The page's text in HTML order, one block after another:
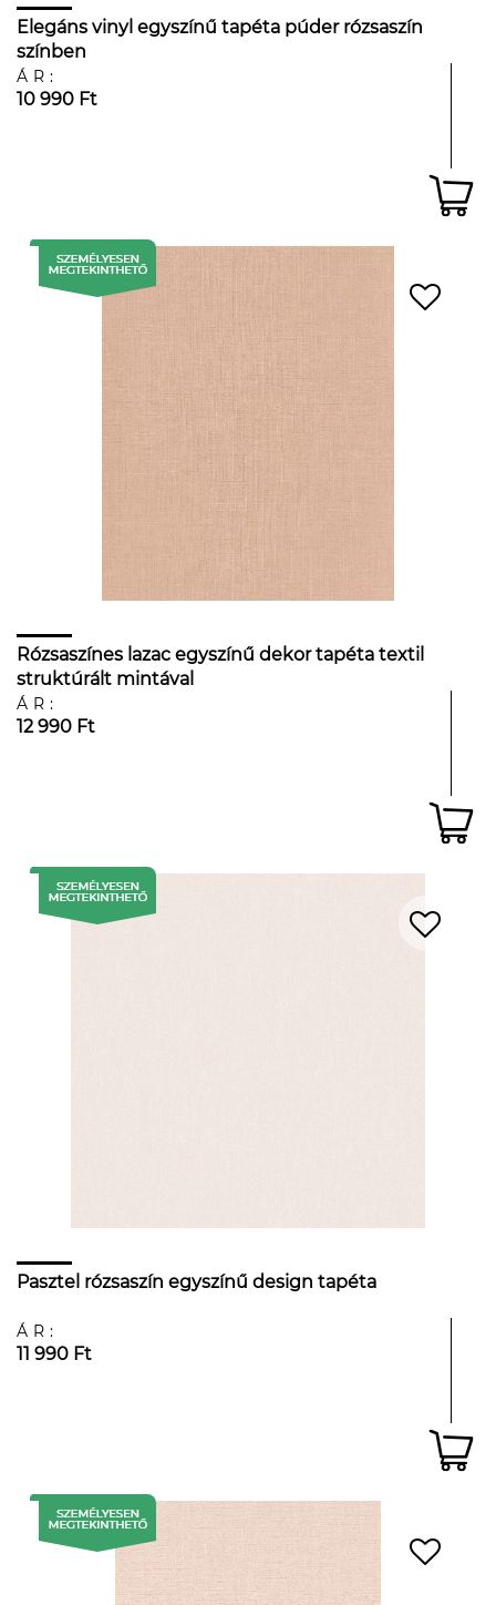
Elegáns vinyl egyszínű tapéta púder rózsaszín
színben
ÁR:
10 990 Ft
Rózsaszínes lazac egyszínű dekor tapéta textil
struktúrált mintával
ÁR:
12 990 Ft
Pasztel rózsaszín egyszínű design tapéta
ÁR:
11 990 Ft